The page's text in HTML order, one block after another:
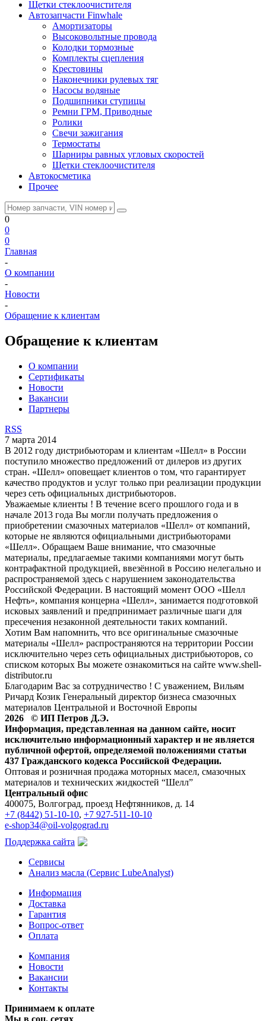
Щетки стеклоочистителя
Автозапчасти Finwhale
Амортизаторы
Высоковольтные провода
Колодки тормозные
Комплекты сцепления
Крестовины
Наконечники рулевых тяг
Насосы водяные
Подшипники ступицы
Ремни ГРМ, Приводные
Ролики
Свечи зажигания
Термостаты
Шарниры равных угловых скоростей
Щетки стеклоочистителя
Автокосметика
Прочее
0
0
0
Главная
-
О компании
-
Новости
-
Обращение к клиентам
Обращение к клиентам
О компании
Сертификаты
Новости
Вакансии
Партнеры
RSS
7 марта 2014
В 2012 году дистрибьюторам и клиентам «Шелл» в России
поступило множество предложений от дилеров из других
стран. «Шелл» оповещает клиентов о том, что гарантирует
качество продуктов и услуг только при реализации продукции
через сеть официальных дистрибьюторов.
Уважаемые клиенты ! В течение всего прошлого года и в
начале 2013 года Вы могли получать предложения о
приобретении смазочных материалов «Шелл» от компаний,
которые не являются официальными дистрибьюторами
«Шелл». Обращаем Ваше внимание, что смазочные
материалы, предлагаемые такими компаниями могут быть
контрафактной продукцией, ввезённой в Россию нелегально и
распространяемой здесь с нарушением законодательства
Российской Федерации. В настоящий момент ООО «Шелл
Нефть», компания концерна «Шелл», занимается подготовкой
исковых заявлений и предпринимает различные шаги для
пресечения незаконной деятельности таких компаний.
Хотим Вам напомнить, что все оригинальные смазочные
материалы «Шелл» распространяются на территории России
исключительно через сеть официальных дистрибьюторов, со
списком которых Вы можете ознакомиться на сайте www.shell-
distributor.ru
Благодарим Вас за сотрудничество ! С уважением, Вильям
Ричард Козик Генеральный директор бизнеса смазочных
материалов Центральной и Восточной Европы
2026 © ИП Петров Д.Э.
Информация, представленная на данном сайте, носит
исключительно информационный характер и не является
публичной офертой, определяемой положениями статьи
437 Гражданского кодекса Российской Федерации.
Оптовая и розничная продажа моторных масел, смазочных
материалов и технических жидкостей “Шелл”
Центральный офис
400075, Волгоград, проезд Нефтянников, д. 14
+7 (8442) 51-10-10, +7 927-511-10-10
e-shop34@oil-volgograd.ru
Поддержка сайта
Сервисы
Анализ масла (Сервис LubeAnalyst)
Информация
Доставка
Гарантия
Вопрос-ответ
Оплата
Компания
Новости
Вакансии
Контакты
Принимаем к оплате
Мы в соц. сетях